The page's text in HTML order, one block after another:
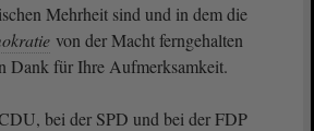
Mehrheit sind und in dem die
von der Macht ferngehalten
Dank für Ihre Aufmerksamkeit.
bei der SPD und bei der FDP